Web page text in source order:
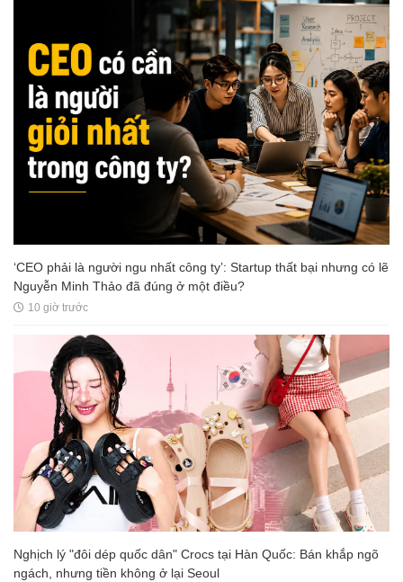
‘CEO phải là người ngu nhất công ty’: Startup thất bại nhưng có lẽ
Nguyễn Minh Thảo đã đúng ở một điều?
10 giờ trước
Nghịch lý "đôi dép quốc dân" Crocs tại Hàn Quốc: Bán khắp ngõ
ngách, nhưng tiền không ở lại Seoul